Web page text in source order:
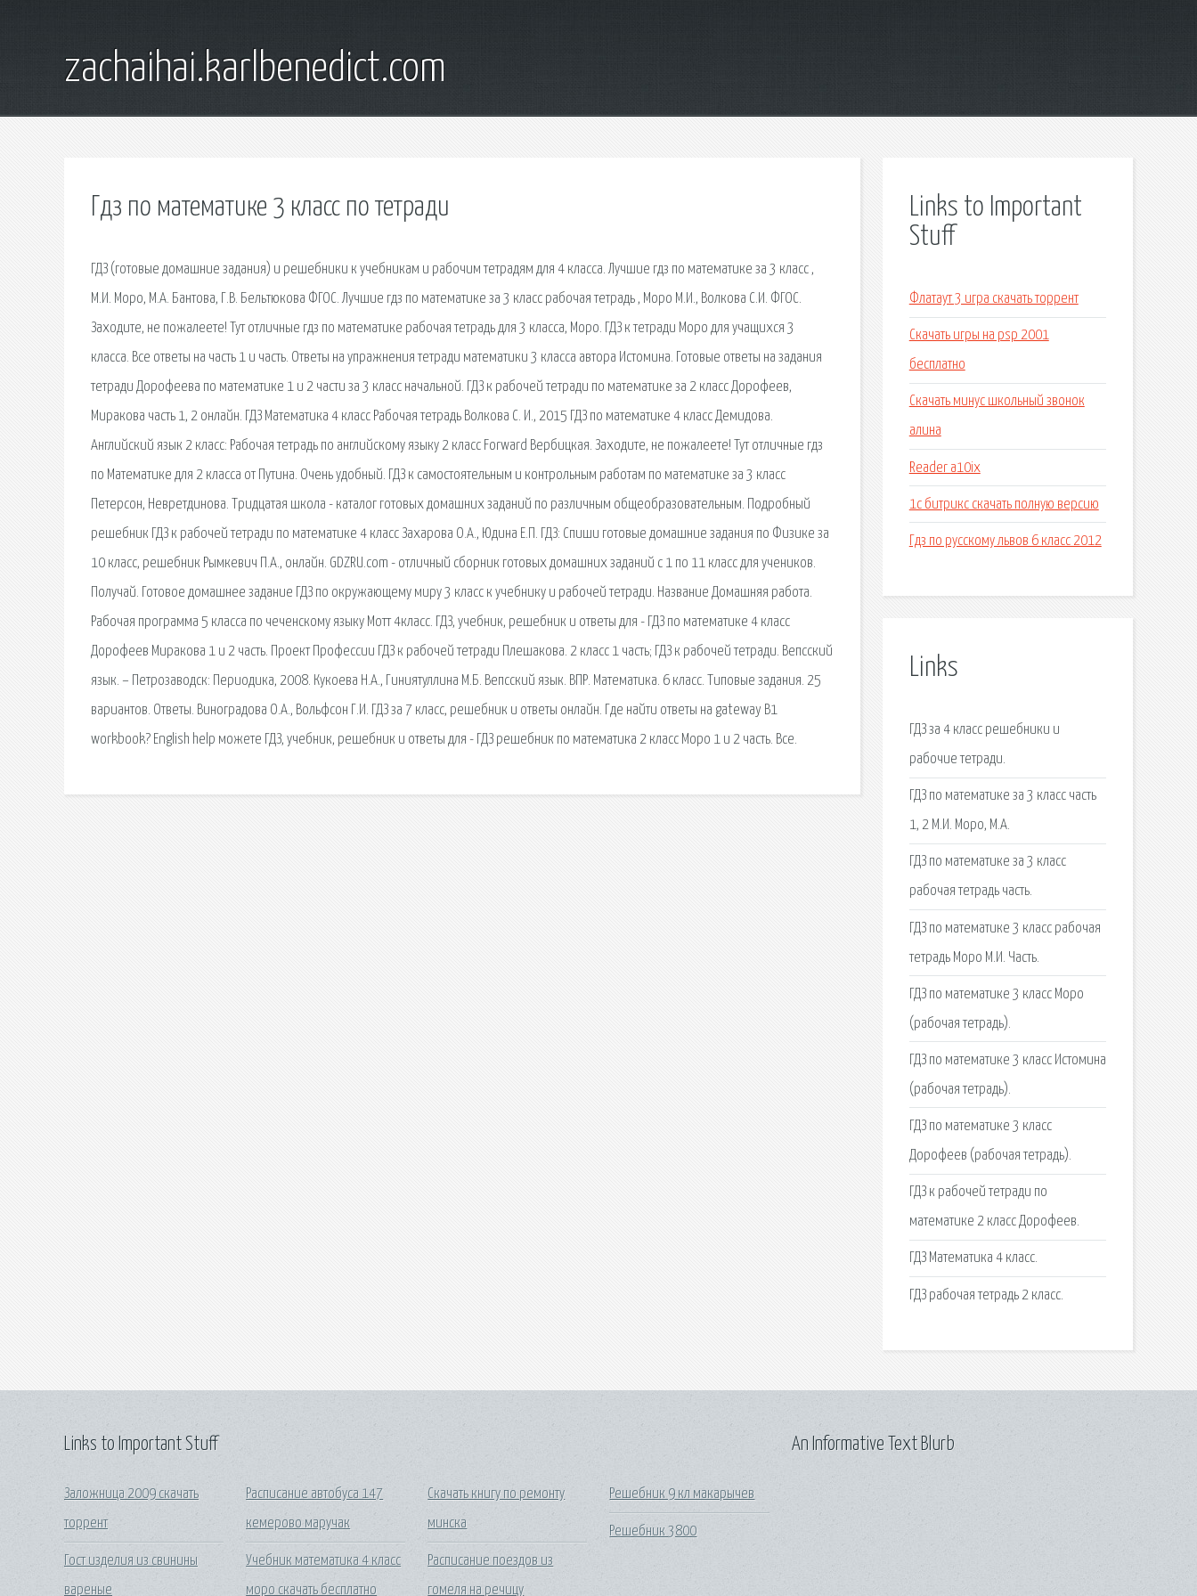
zachaihai.karlbenedict.com
Гдз по математике 3 класс по тетради
ГДЗ (готовые домашние задания) и решебники к учебникам и рабочим тетрадям для 4 класса. Лучшие гдз по математике за 3 класс ,
М.И. Моро, М.А. Бантова, Г.В. Бельтюкова ФГОС. Лучшие гдз по математике за 3 класс рабочая тетрадь , Моро М.И., Волкова С.И. ФГОС.
Заходите, не пожалеете! Тут отличные гдз по математике рабочая тетрадь для 3 класса, Моро. ГДЗ к тетради Моро для учащихся 3
класса. Все ответы на часть 1 и часть. Ответы на упражнения тетради математики 3 класса автора Истомина. Готовые ответы на задания
тетради Дорофеева по математике 1 и 2 части за 3 класс начальной. ГДЗ к рабочей тетради по математике за 2 класс Дорофеев,
Миракова часть 1, 2 онлайн. ГДЗ Математика 4 класс Рабочая тетрадь Волкова С. И., 2015 ГДЗ по математике 4 класс Демидова.
Английский язык 2 класс: Рабочая тетрадь по английскому языку 2 класс Forward Вербицкая. Заходите, не пожалеете! Тут отличные гдз
по Математике для 2 класса от Путина. Очень удобный. ГДЗ к самостоятельным и контрольным работам по математике за 3 класс
Петерсон, Невретдинова. Тридцатая школа - каталог готовых домашних заданий по различным общеобразовательным. Подробный
решебник ГДЗ к рабочей тетради по математике 4 класс Захарова О.А., Юдина Е.П. ГДЗ: Спиши готовые домашние задания по Физике за
10 класс, решебник Рымкевич П.А., онлайн. GDZRU.com - отличный сборник готовых домашних заданий с 1 по 11 класс для учеников.
Получай. Готовое домашнее задание ГДЗ по окружающему миру 3 класс к учебнику и рабочей тетради. Название Домашняя работа.
Рабочая программа 5 класса по чеченскому языку Мотт 4класс. ГДЗ, учебник, решебник и ответы для - ГДЗ по математике 4 класс
Дорофеев Миракова 1 и 2 часть. Проект Профессии ГДЗ к рабочей тетради Плешакова. 2 класс 1 часть; ГДЗ к рабочей тетради. Вепсский
язык. – Петрозаводск: Периодика, 2008. Кукоева Н.А., Гиниятуллина М.Б. Вепсский язык. ВПР. Математика. 6 класс. Типовые задания. 25
вариантов. Ответы. Виноградова О.А., Вольфсон Г.И. ГДЗ за 7 класс, решебник и ответы онлайн. Где найти ответы на gateway B1
workbook? English help можете ГДЗ, учебник, решебник и ответы для - ГДЗ решебник по математика 2 класс Моро 1 и 2 часть. Все.
Links to Important
Stuff
Флатаут 3 игра скачать торрент
Скачать игры на psp 2001
бесплатно
Скачать минус школьный звонок
алина
Reader a10ix
1с битрикс скачать полную версию
Гдз по русскому львов 6 класс 2012
Links
ГДЗ за 4 класс решебники и
рабочие тетради.
ГДЗ по математике за 3 класс часть
1, 2 М.И. Моро, М.А.
ГДЗ по математике за 3 класс
рабочая тетрадь часть.
ГДЗ по математике 3 класс рабочая
тетрадь Моро М.И. Часть.
ГДЗ по математике 3 класс Моро
(рабочая тетрадь).
ГДЗ по математике 3 класс Истомина
(рабочая тетрадь).
ГДЗ по математике 3 класс
Дорофеев (рабочая тетрадь).
ГДЗ к рабочей тетради по
математике 2 класс Дорофеев.
ГДЗ Математика 4 класс.
ГДЗ рабочая тетрадь 2 класс.
Links to Important Stuff
Заложница 2009 скачать
торрент
Гост изделия из свинины
вареные
Расписание автобуса 147
кемерово маручак
Учебник математика 4 класс
моро скачать бесплатно
Скачать книгу по ремонту
минска
Расписание поездов из
гомеля на речицу
Решебник 9 кл макарычев
Решебник 3800
An Informative Text Blurb